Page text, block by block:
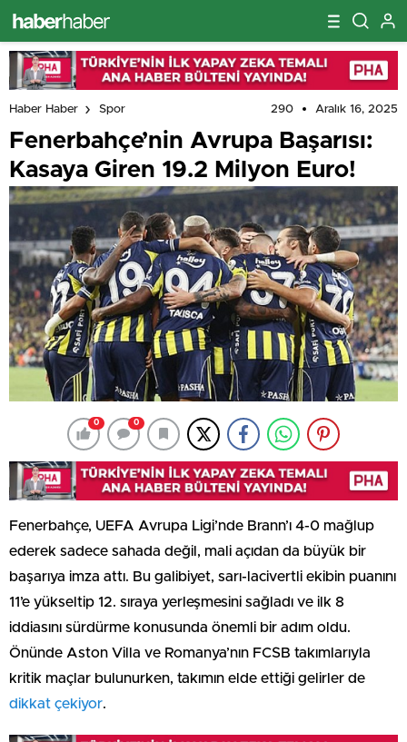
Haber Haber Spor 290 Aralık 16, 2025
Fenerbahçe’nin Avrupa Başarısı:
Kasaya Giren 19.2 Milyon Euro!
0 0
Fenerbahçe, UEFA Avrupa Ligi’nde Brann’ı 4-0 mağlup
ederek sadece sahada değil, mali açıdan da büyük bir
başarıya imza attı. Bu galibiyet, sarı-lacivertli ekibin puanını
11’e yükseltip 12. sıraya yerleşmesini sağladı ve ilk 8
iddiasını sürdürme konusunda önemli bir adım oldu.
Önünde Aston Villa ve Romanya’nın FCSB takımlarıyla
kritik maçlar bulunurken, takımın elde ettiği gelirler de
dikkat çekiyor.